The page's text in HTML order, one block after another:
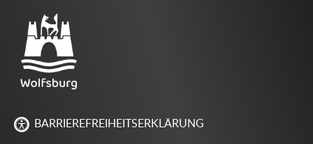
BARRIEREFREIHEITSERKLÄRUNG